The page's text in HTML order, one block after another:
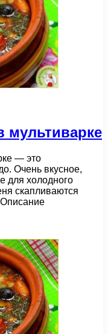
мультиварке
— это
Очень вкусное,
для холодного
скапливаются
Описание